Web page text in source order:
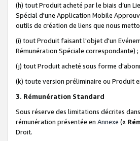
(h) tout Produit acheté par le biais d’un
Spécial d'une Application Mobile
outils de création de liens que nous
(i) tout Produit faisant l'objet d'un
Rémunération Spéciale correspondante) ;
(j) tout Produit acheté sous forme
(k) toute version préliminaire ou Produit
3. Rémunération Standard
Sous réserve des limitations décrites
rémunération présentée en Annexe («
Droit.